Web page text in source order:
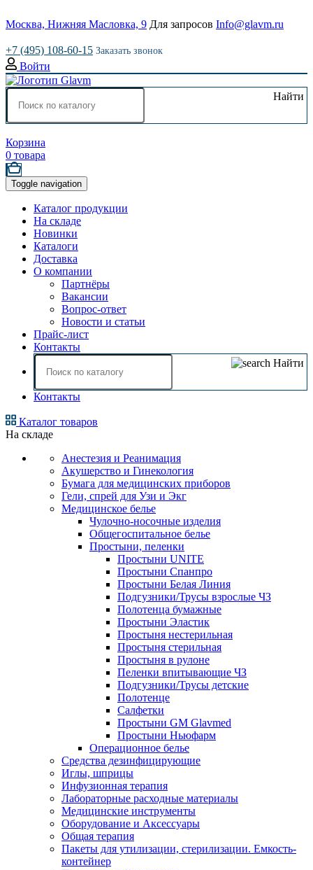
Москва, Нижняя Масловка, 9 Для запросов Info@glavm.ru
+7 (495) 108-60-15 Заказать звонок
Войти
Найти
Корзина
0 товара
Toggle navigation
Каталог продукции
На складе
Новинки
Каталоги
Доставка
О компании
Партнёры
Вакансии
Вопрос-ответ
Новости и статьи
Прайс-лист
Контакты
Найти
Контакты
Каталог товаров
На складе
Анестезия и Реанимация
Акушерство и Гинекология
Бумага для медицинских приборов
Гели, спрей для Узи и Экг
Медицинское белье
Чулочно-носочные изделия
Общегоспитальное белье
Простыни, пеленки
Простыни UNITЕ
Простыни Спанпро
Простыни Белая Линия
Подгузники/Трусы взрослые ЧЗ
Полотенца бумажные
Простыни Эластик
Простыня нестерильная
Простыня стерильная
Простыня в рулоне
Пеленки впитывающие ЧЗ
Подгузники/Трусы детские
Полотенце
Салфетки
Простыни GM Glavmed
Простыни Ньюфарм
Операционное белье
Средства дезинфицирующие
Иглы, шприцы
Инфузионная терапия
Лабораторные расходные материалы
Медицинские инструменты
Оборудование и Аксессуары
Общая терапия
Пакеты для утилизации, стерилизации. Емкость-
контейнер